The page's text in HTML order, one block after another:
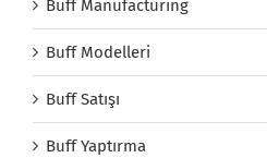
Buff Manufacturing
Buff Modelleri
Buff Satışı
Buff Yaptırma